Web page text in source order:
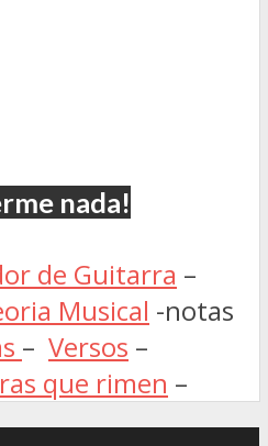
nada!
de Guitarra –
Musical -notas
– Versos –
que rimen –